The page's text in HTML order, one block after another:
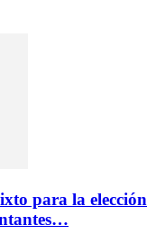
para la elección